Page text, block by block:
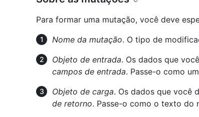
Para formar uma mutação, você deve
Nome da mutação. O tipo de
Objeto de entrada. Os dados que
campos de entrada. Passe-o como
Objeto de carga. Os dados que você
de retorno. Passe-o como o texto do